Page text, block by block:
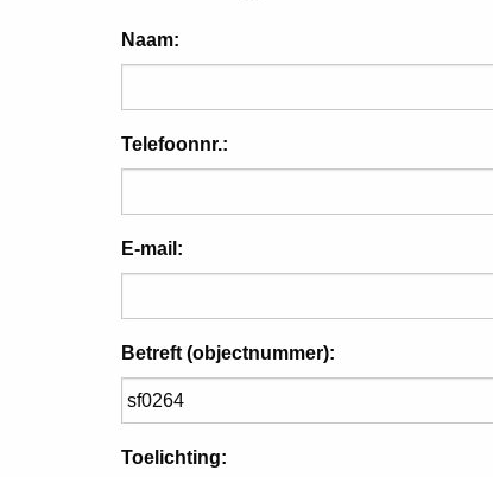
Naam:
Telefoonnr.:
E-mail:
Betreft (objectnummer):
Toelichting: